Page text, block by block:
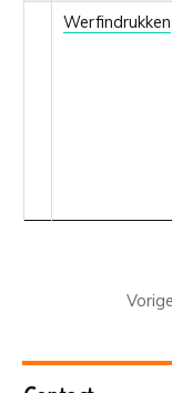
Werfindrukken
Vorige